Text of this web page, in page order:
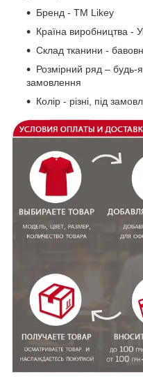
Бренд - ТМ Likey
Країна виробництва -
Склад тканини -
Розмірний ряд – будь-
замовлення
Колір - різні, під